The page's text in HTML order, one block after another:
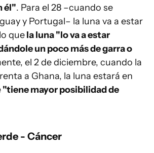
él". Para el 28 –cuando se
y Portugal– la luna va a estar
quela luna "lo va a estar
un poco más de garra o
el 2 de diciembre, cuando la
a Ghana, la luna estará en
"tiene mayor posibilidad de
- Cáncer